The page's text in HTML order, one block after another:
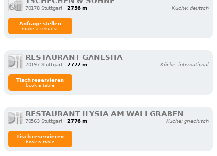
70178 Stuttgart 2756 m Küche: deutsch
Anfrage stellen
make a request
RESTAURANT GANESHA
70197 Stuttgart 2772 m Küche: international
Tisch reservieren
book a table
RESTAURANT ILYSIA AM WALLGRABEN
70563 Stuttgart 2776 m Küche: griechisch
Tisch reservieren
book a table